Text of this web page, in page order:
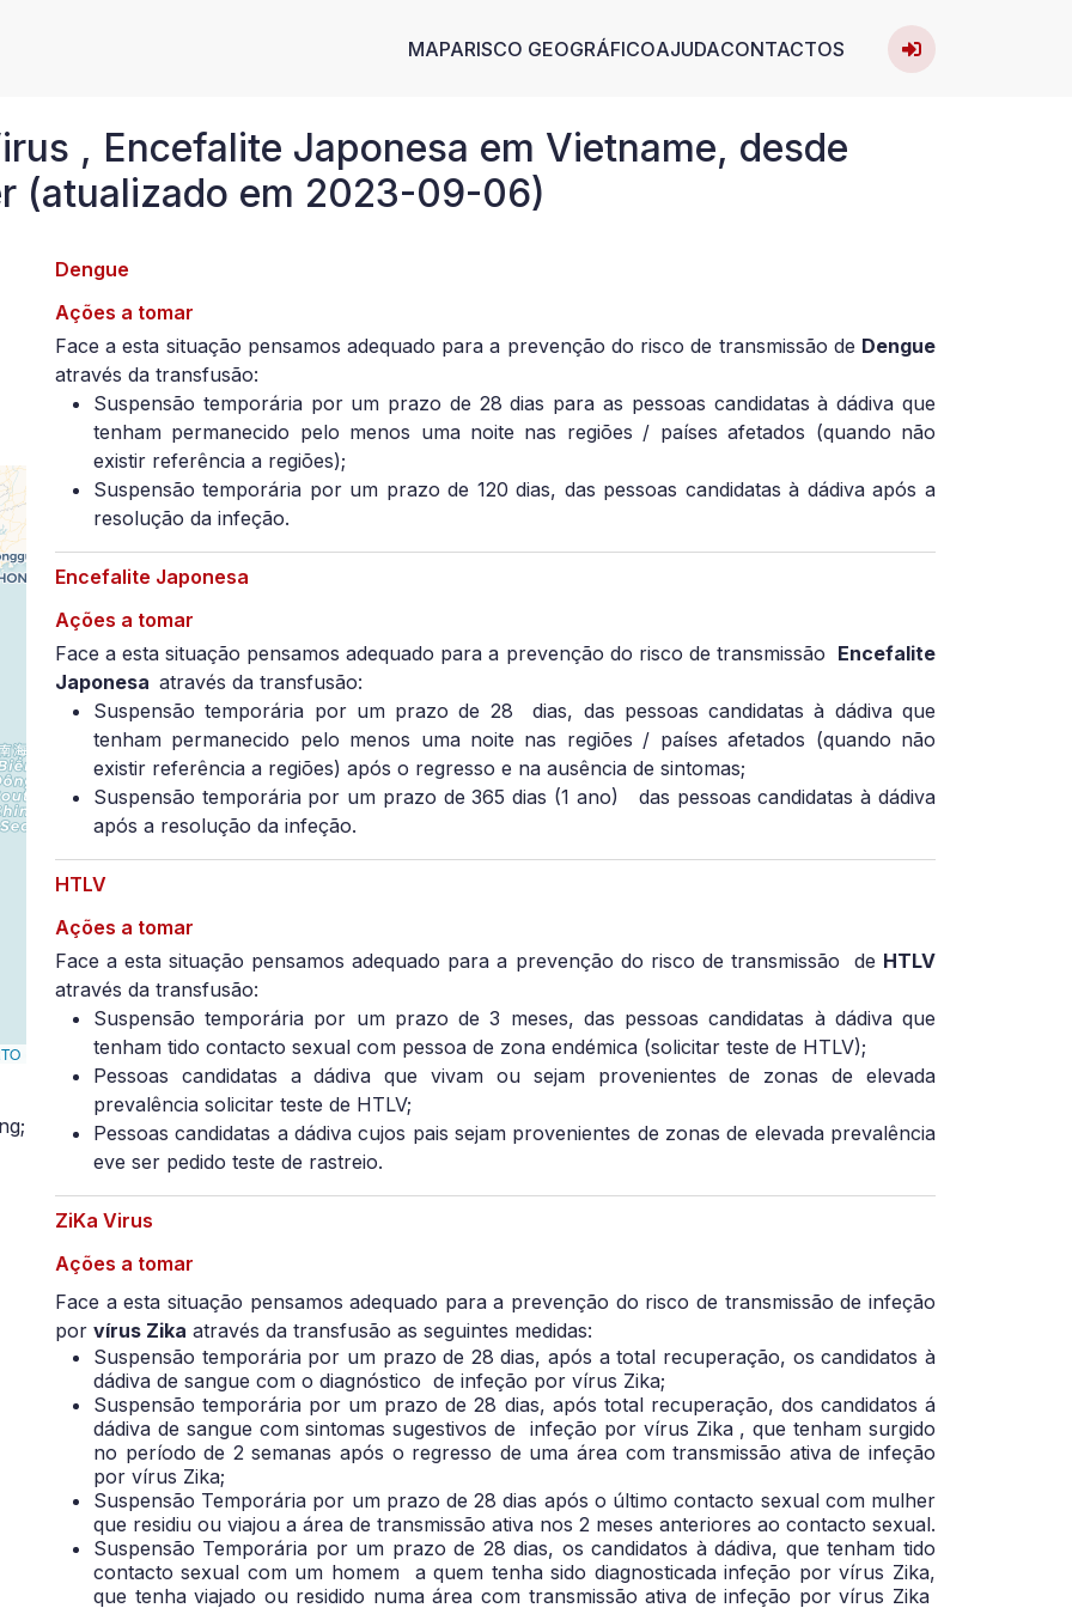
Main navigation
MAPARISCO GEOGRÁFICOAJUDACONTACTOS User
Entrar
, Encefalite Japonesa em Vietname, desde
(atualizado em 2023-09-06)
Dengue
Ações a tomar
Face a esta situação pensamos adequado para a prevenção do risco de transmissão de Dengue
através da transfusão:
Suspensão temporária por um prazo de 28 dias para as pessoas candidatas à dádiva que
tenham permanecido pelo menos uma noite nas regiões / países afetados (quando não
existir referência a regiões);
Suspensão temporária por um prazo de 120 dias, das pessoas candidatas à dádiva após a
resolução da infeção.
Encefalite Japonesa
Ações a tomar
Face a esta situação pensamos adequado para a prevenção do risco de transmissão Encefalite
Japonesa através da transfusão:
Suspensão temporária por um prazo de 28
dias, das pessoas candidatas à dádiva que
tenham permanecido pelo menos uma noite nas regiões / países afetados (quando não
existir referência a regiões) após o regresso e na ausência de sintomas;
Suspensão temporária por um prazo de 365 dias (1 ano)
das pessoas candidatas à dádiva
após a resolução da infeção.
HTLV
Ações a tomar
Face a esta situação pensamos adequado para a prevenção do risco de transmissão de HTLV
através da transfusão:
Suspensão temporária por um prazo de 3 meses, das pessoas candidatas à dádiva que
tenham tido contacto sexual com pessoa de zona endémica (solicitar teste de HTLV);
Pessoas candidatas a dádiva que vivam ou sejam provenientes de zonas de elevada
prevalência solicitar teste de HTLV;
Pessoas candidatas a dádiva cujos pais sejam provenientes de zonas de elevada prevalência
eve ser pedido teste de rastreio.
ZiKa Virus
Ações a tomar
Face a esta situação pensamos adequado para a prevenção do risco de transmissão de infeção
por vírus Zika através da transfusão as seguintes medidas:
Suspensão temporária por um prazo de 28 dias, após a total recuperação, os candidatos à
dádiva de sangue com o diagnóstico de infeção por vírus Zika;
Suspensão temporária por um prazo de 28 dias, após total recuperação, dos candidatos á
dádiva de sangue com sintomas sugestivos de infeção por vírus Zika , que tenham surgido
no período de 2 semanas após o regresso de uma área com transmissão ativa de infeção
por vírus Zika;
Suspensão Temporária por um prazo de 28 dias após o último contacto sexual com mulher
que residiu ou viajou a área de transmissão ativa nos 2 meses anteriores ao contacto sexual.
Suspensão Temporária por um prazo de 28 dias, os candidatos à dádiva, que tenham tido
contacto sexual com um homem a quem tenha sido diagnosticada infeção por vírus Zika,
que tenha viajado ou residido numa área com transmissão ativa de infeção por vírus Zika